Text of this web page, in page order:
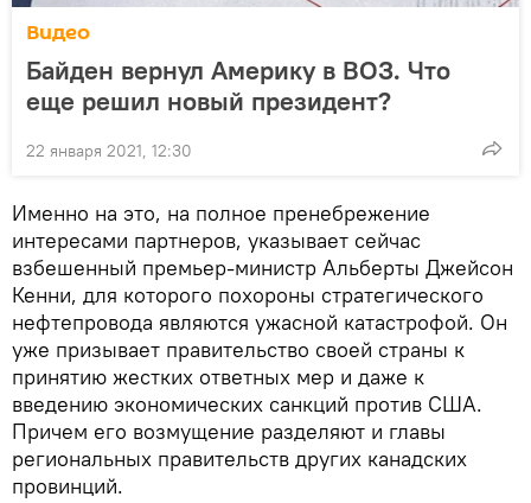
Видео
Байден вернул Америку в ВОЗ. Что
еще решил новый президент?
22 января 2021, 12:30
Именно на это, на полное пренебрежение
интересами партнеров, указывает сейчас
взбешенный премьер-министр Альберты Джейсон
Кенни, для которого похороны стратегического
нефтепровода являются ужасной катастрофой. Он
уже призывает правительство своей страны к
принятию жестких ответных мер и даже к
введению экономических санкций против США.
Причем его возмущение разделяют и главы
региональных правительств других канадских
провинций.